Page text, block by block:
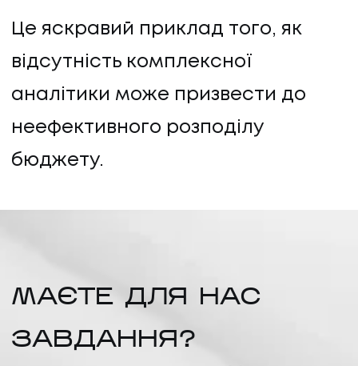
Це яскравий приклад того, як
відсутність комплексної
аналітики може призвести до
неефективного розподілу
бюджету.
МАЄТЕ ДЛЯ НАС
ЗАВДАННЯ?